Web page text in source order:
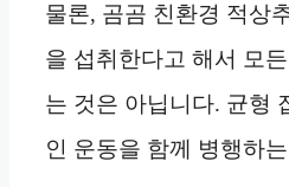
물론, 곰곰 친환경 적상
을 섭취한다고 해서 모
는 것은 아닙니다. 균형
인 운동을 함께 병행하